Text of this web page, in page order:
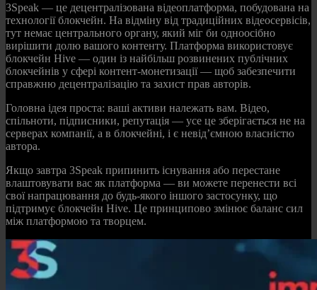
3Speak — це децентралізована відеоплатформа, побудована на
технології блокчейн. На відміну від традиційних відеосервісів,
тут немає центрального органу, який міг би одноосібно
вирішити долю вашого контенту. Платформа використовує
блокчейн Hive — один із найбільш розвинених публічних
блокчейнів у сфері контент-монетизації — щоб забезпечити
справжню децентралізацію та захист прав авторів.
Головна ідея проста: ваші активи належать вам. Відео,
спільноти, підписники, репутація — усе це зберігається не на
серверах компанії, а в блокчейні, і є невід’ємною власністю
автора.
Якщо завтра 3Speak припинить існування або перестане
влаштовувати вас як платформа — ви можете перенести всі
свої напрацювання до будь-якого іншого застосунку, що
підтримує блокчейн Hive. Це принципово змінює баланс сил
між платформою та творцем.